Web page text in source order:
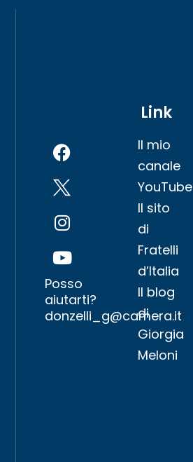
Posso
aiutarti?
donzelli_g@camera.it
Link
Il mio
canale
YouTube
Il sito
di
Fratelli
d’Italia
Il blog
di
Giorgia
Meloni